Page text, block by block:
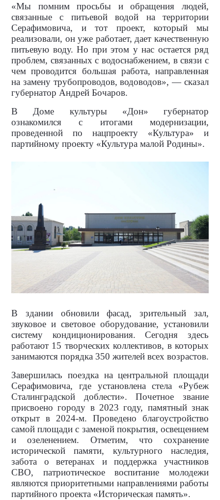
«Мы помним просьбы и обращения людей,
связанные с питьевой водой на территории
Серафимовича, и тот проект, который мы
реализовали, он уже работает, дает качественную
питьевую воду. Но при этом у нас остается ряд
проблем, связанных с водоснабжением, в связи с
чем проводится большая работа, направленная
на замену трубопроводов, водоводов», — сказал
губернатор Андрей Бочаров.
В Доме культуры «Дон» губернатор
ознакомился с итогами модернизации,
проведенной по нацпроекту «Культура» и
партийному проекту «Культура малой Родины».
В здании обновили фасад, зрительный зал,
звуковое и световое оборудование, установили
систему кондиционирования. Сегодня здесь
работают 15 творческих коллективов, в которых
занимаются порядка 350 жителей всех возрастов.
Завершилась поездка на центральной площади
Серафимовича, где установлена стела «Рубеж
Сталинградской доблести». Почетное звание
присвоено городу в 2023 году, памятный знак
открыт в 2024-м. Проведено благоустройство
самой площади с заменой покрытия, освещением
и озеленением. Отметим, что сохранение
исторической памяти, культурного наследия,
забота о ветеранах и поддержка участников
СВО, патриотическое воспитание молодежи
являются приоритетными направлениями работы
партийного проекта «Историческая память».